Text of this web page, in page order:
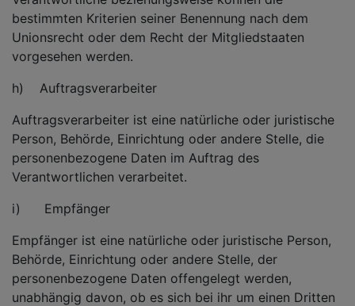
bestimmten Kriterien seiner Benennung nach dem
Unionsrecht oder dem Recht der Mitgliedstaaten
vorgesehen werden.
h) Auftragsverarbeiter
Auftragsverarbeiter ist eine natürliche oder juristische
Person, Behörde, Einrichtung oder andere Stelle, die
personenbezogene Daten im Auftrag des
Verantwortlichen verarbeitet.
i) Empfänger
Empfänger ist eine natürliche oder juristische Person,
Behörde, Einrichtung oder andere Stelle, der
personenbezogene Daten offengelegt werden,
unabhängig davon, ob es sich bei ihr um einen Dritten